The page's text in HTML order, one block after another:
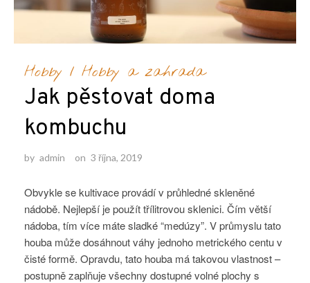
Hobby / Hobby a zahrada
Jak pěstovat doma
kombuchu
by admin on 3 října, 2019
Obvykle se kultivace provádí v průhledné skleněné
nádobě. Nejlepší je použít třílitrovou sklenici. Čím větší
nádoba, tím více máte sladké “medúzy”. V průmyslu tato
houba může dosáhnout váhy jednoho metrického centu v
čisté formě. Opravdu, tato houba má takovou vlastnost –
postupně zaplňuje všechny dostupné volné plochy s